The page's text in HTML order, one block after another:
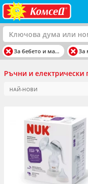
За бебето и майката За
Ръчни и